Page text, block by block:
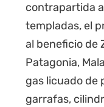
contrapartida
templadas, el
al beneficio de
Patagonia,
gas licuado de
garrafas,